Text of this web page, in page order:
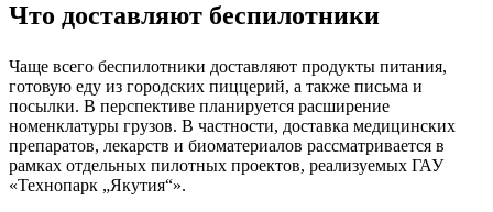
Что доставляют беспилотники
Чаще всего беспилотники доставляют продукты питания,
готовую еду из городских пиццерий, а также письма и
посылки. В перспективе планируется расширение
номенклатуры грузов. В частности, доставка медицинских
препаратов, лекарств и биоматериалов рассматривается в
рамках отдельных пилотных проектов, реализуемых ГАУ
«Технопарк „Якутия“».